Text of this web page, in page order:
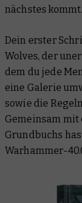
nächstes kommt.
Dein erster
Wolves, der
dem du jede
eine Galerie
sowie die
Gemeinsam mit
Grundbuchs
Warhammer-